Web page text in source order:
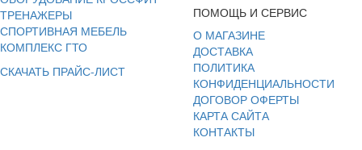
ТРЕНАЖЕРЫ
СПОРТИВНАЯ МЕБЕЛЬ
КОМПЛЕКС ГТО
СКАЧАТЬ ПРАЙС-ЛИСТ
ПОМОЩЬ И СЕРВИС
О МАГАЗИНЕ
ДОСТАВКА
ПОЛИТИКА
КОНФИДЕНЦИАЛЬНОСТИ
ДОГОВОР ОФЕРТЫ
КАРТА САЙТА
КОНТАКТЫ